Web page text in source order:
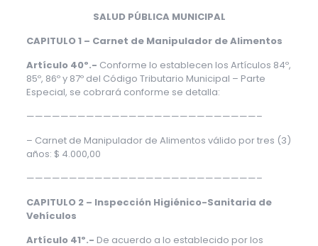
SALUD PÚBLICA MUNICIPAL
CAPITULO 1 – Carnet de Manipulador de Alimentos
Artículo 40º.- Conforme lo establecen los Artículos 84º,
85º, 86º y 87º del Código Tributario Municipal – Parte
Especial, se cobrará conforme se detalla:
———————————————————————————–
– Carnet de Manipulador de Alimentos válido por tres (3)
años: $ 4.000,00
———————————————————————————–
CAPITULO 2 – Inspección Higiénico-Sanitaria de
Vehículos
Artículo 41º.- De acuerdo a lo establecido por los